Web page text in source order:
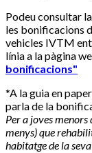
Podeu consultar
les bonificacions
vehicles IVTM
línia a la pàgina
bonificacions"
*A la guia en
parla de la
Per a joves menors
menys) que
habitatge de la